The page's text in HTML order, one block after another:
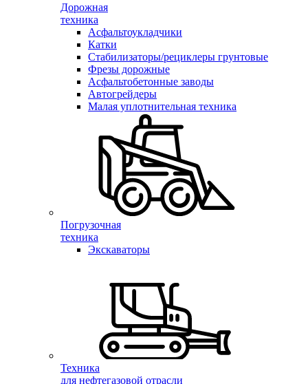
Дорожная
техника
Асфальтоукладчики
Катки
Стабилизаторы/рециклеры грунтовые
Фрезы дорожные
Асфальтобетонные заводы
Автогрейдеры
Малая уплотнительная техника
Погрузочная
техника
Экскаваторы
Техника
для нефтегазовой отрасли